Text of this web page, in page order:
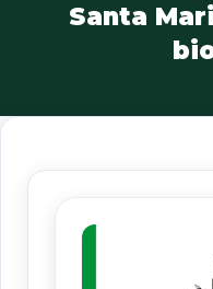
Santa